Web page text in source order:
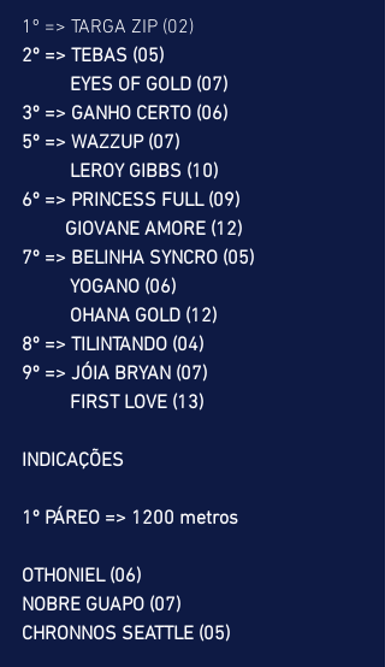
1º => TARGA ZIP (02)
2º => TEBAS (05)
          EYES OF GOLD (07)
3º => GANHO CERTO (06)
5º => WAZZUP (07)
          LEROY GIBBS (10)
6º => PRINCESS FULL (09)
         GIOVANE AMORE (12)
7º => BELINHA SYNCRO (05)
          YOGANO (06)
          OHANA GOLD (12)
8º => TILINTANDO (04)
9º => JÓIA BRYAN (07)
          FIRST LOVE (13)
INDICAÇÕES
1º PÁREO => 1200 metros
OTHONIEL (06)
NOBRE GUAPO (07)
CHRONNOS SEATTLE (05)